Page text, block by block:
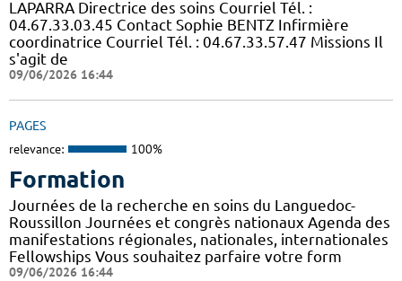
LAPARRA Directrice des soins Courriel Tél. :
04.67.33.03.45 Contact Sophie BENTZ Infirmière
coordinatrice Courriel Tél. : 04.67.33.57.47 Missions Il
s'agit de
09/06/2026 16:44
PAGES
relevance: 100%
Formation
Journées de la recherche en soins du Languedoc-
Roussillon Journées et congrès nationaux Agenda des
manifestations régionales, nationales, internationales
Fellowships Vous souhaitez parfaire votre form
09/06/2026 16:44